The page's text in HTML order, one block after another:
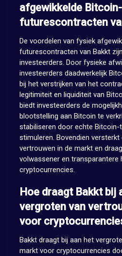
afgewikkelde Bitcoin-
futurescontracten
De voordelen van fysiek
futurescontracten van Bakkt
investeerders. Door fysieke
investeerders daadwerkelijk
bij het verstrijken van het
legitimiteit en liquiditeit van
biedt investeerders de
blootstelling aan Bitcoin te
stabiliseren door echte
stimuleren. Bovendien versterkt
vertrouwen in de markt en
volwassener en transparantere
cryptocurrencies.
Hoe draagt Bakkt bij
vergroten van
voor
Bakkt draagt bij aan het
markt voor cryptocurrencies